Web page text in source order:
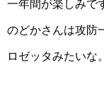
一年間が楽しみで
のどかさんは攻防
ロゼッタみたいな。